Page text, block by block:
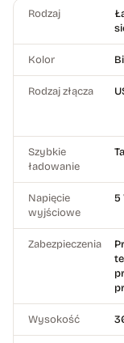
Rodzaj
Kolor
Rodzaj złącza
Szybkie
ładowanie
Napięcie
wyjściowe
5
Zabezpieczenia
Wysokość